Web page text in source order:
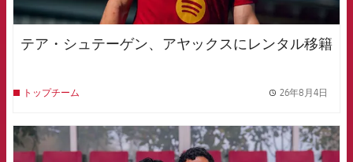
テア・シュテーゲン、アヤックスにレンタル移籍
トップチーム 26年8月4日
FCB Barcelona badge